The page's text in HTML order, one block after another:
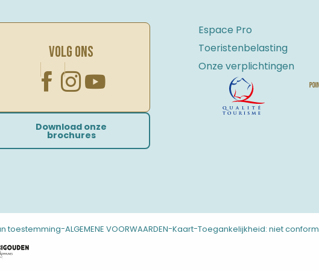
VOLG ONS
Download onze
brochures
Espace Pro
Toeristenbelasting
Onze verplichtingen
toestemming-ALGEMENE VOORWAARDEN-Kaart-Toegankelijkheid: niet conform